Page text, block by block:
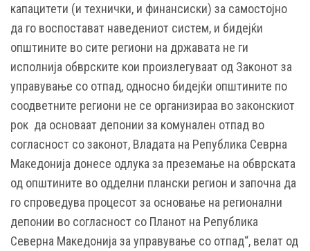
капацитети (и технички, и финансиски) за самостојно
да го воспостават наведениот систем, и бидејќи
општините во сите региони на државата не ги
исполнија обврските кои произлегуваат од Законот за
управување со отпад, односно бидејќи општините по
соодветните региони не се организираа во законскиот
рок да основаат депонии за комунален отпад во
согласност со законот, Владата на Република Севрна
Македонија донесе одлука за преземање на обврската
од општините во одделни плански регион и започна да
го спроведува процесот за основање на регионални
депонии во согласност со Планот на Република
Северна Македонија за управување со отпад“, велат од